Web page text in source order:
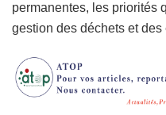
permanentes, les priorités
gestion des déchets et